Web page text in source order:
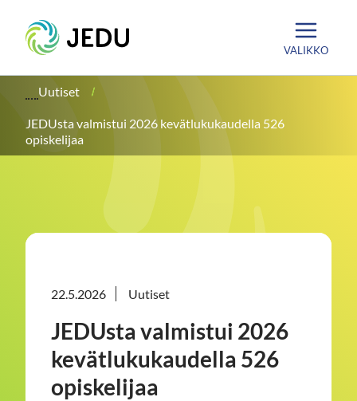
sisältöön
Etusivu
VALIKKO
Uutiset
JEDUsta valmistui 2026 kevätlukukaudella 526
opiskelijaa
22.5.2026 Uutiset
JEDUsta valmistui 2026
kevätlukukaudella 526
opiskelijaa